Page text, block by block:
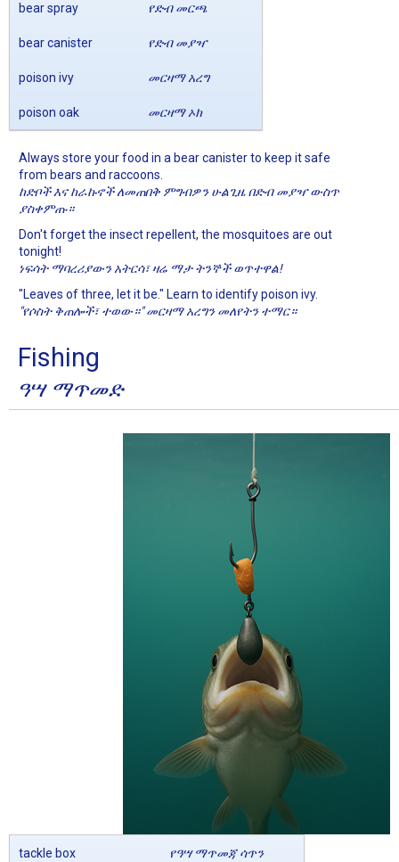
bear spray የድብ መርጫ
bear canister የድብ መያዣ
poison ivy መርዛማ አረግ
poison oak መርዛማ ኦክ
Always store your food in a bear canister to keep it safe
from bears and raccoons.
ከድቦች እና ከራኩኖች ለመጠበቅ ምግብዎን ሁልጊዜ በድብ መያዣ ውስጥ
ያስቀምጡ።
Don't forget the insect repellent, the mosquitoes are out
tonight!
ነፍሳት ማባረሪያውን አትርሳ፣ ዛሬ ማታ ትንኞች ወጥተዋል!
"Leaves of three, let it be." Learn to identify poison ivy.
"የሶስት ቅጠሎች፣ ተወው።" መርዛማ አረግን መለየትን ተማር።
Fishing
ዓሣ ማጥመድ
tackle box የዓሣ ማጥመጃ ሳጥን